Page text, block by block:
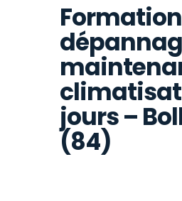
Formation
jours –
(84)